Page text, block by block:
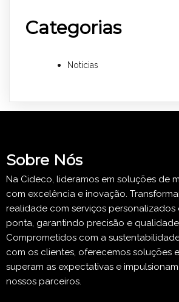
Categorias
Noticias
Sobre Nós
Na Cideco, lideramos em soluções de
com excelência e inovação.
realidade com serviços
ponta, garantindo precisão e
Comprometidos com a
com os clientes, oferecemos soluções
superam as expectativas e
nossos parceiros.